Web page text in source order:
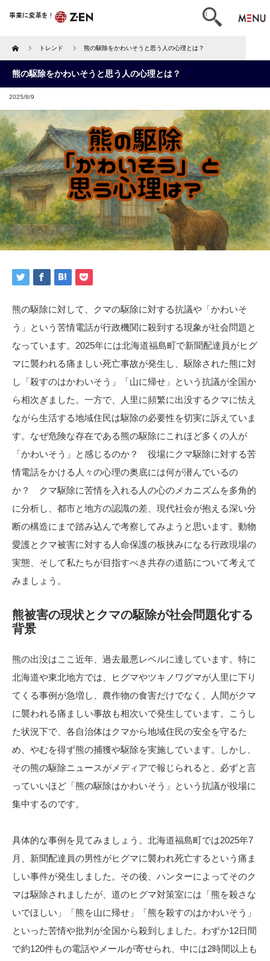
Home トレンド 熊の駆除をかわいそうと思う人の心理とは？
熊の駆除をかわいそうと思う人の心理とは？
2025/8/9
熊の駆除に対して、クマの駆除に対する抗議や「かわいそ
う」という苦情電話が行政機関に殺到する現象が社会問題と
なっています。2025年には北海道福島町で新聞配達員がヒグ
マに襲われる痛ましい死亡事故が発生し、駆除された熊に対
し「殺すのはかわいそう」「山に帰せ」という抗議が全国か
ら相次ぎました。一方で、人里に頻繁に出没するクマに怯え
ながら生活する地域住民は駆除の必要性を切実に訴えていま
す。なぜ危険な存在である熊の駆除にこれほど多くの人が
「かわいそう」と感じるのか？ 役場にクマ駆除に対する苦
情電話をかける人々の心理の奥底には何が潜んでいるの
か？ クマ駆除に苦情を入れる人の心のメカニズムを多角的
に分析し、都市と地方の認識の差、現代社会が抱える深い分
断の構造にまで踏み込んで考察してみようと思います。動物
愛護とクマ被害に対する人命保護の板挟みになる行政現場の
実態、そして私たちが目指すべき共存の道筋について考えて
みましょう。
熊被害の現状とクマの駆除が社会問題化する
背景
熊の出没はここ近年、過去最悪レベルに達しています。特に
北海道や東北地方では、ヒグマやツキノワグマが人里に下り
てくる事例が急増し、農作物の食害だけでなく、人間がクマ
に襲われる痛ましい事故も相次いで発生しています。こうし
た状況下で、各自治体はクマから地域住民の安全を守るた
め、やむを得ず熊の捕獲や駆除を実施しています。しかし、
その熊の駆除ニュースがメディアで報じられると、必ずと言
っていいほど「熊の駆除はかわいそう」という抗議が役場に
集中するのです。
具体的な事例を見てみましょう。北海道福島町では2025年7
月、新聞配達員の男性がヒグマに襲われ死亡するという痛ま
しい事件が発生しました。その後、ハンターによってそのク
マは駆除されましたが、道のヒグマ対策室には「熊を殺さな
いでほしい」「熊を山に帰せ」「熊を殺すのはかわいそう」
といった苦情や批判が全国から殺到しました。わずか12日間
で約120件もの電話やメールが寄せられ、中には2時間以上も